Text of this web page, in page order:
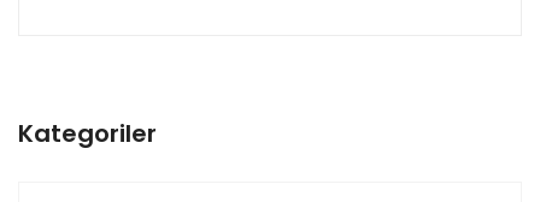
Kategoriler